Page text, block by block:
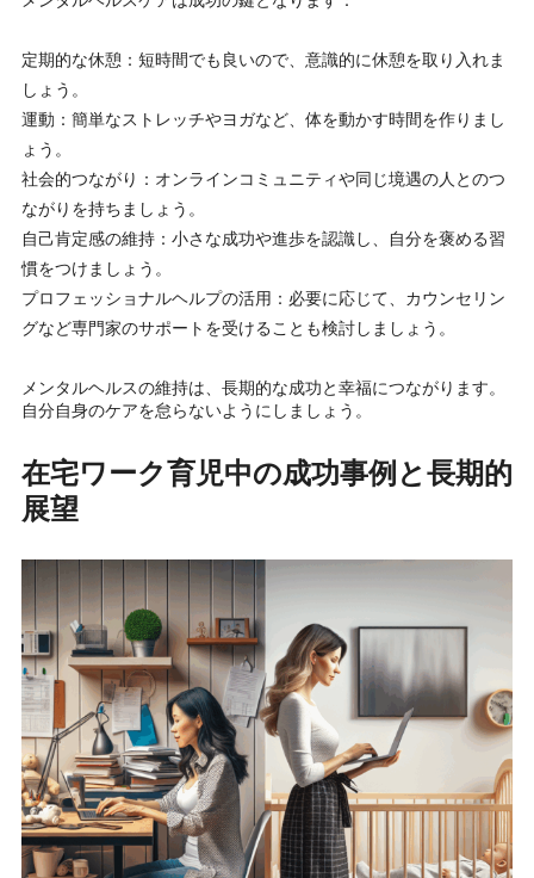
定期的な休憩：短時間でも良いので、意識的に休憩を取り入れま
しょう。
運動：簡単なストレッチやヨガなど、体を動かす時間を作りまし
ょう。
社会的つながり：オンラインコミュニティや同じ境遇の人とのつ
ながりを持ちましょう。
自己肯定感の維持：小さな成功や進歩を認識し、自分を褒める習
慣をつけましょう。
プロフェッショナルヘルプの活用：必要に応じて、カウンセリン
グなど専門家のサポートを受けることも検討しましょう。
メンタルヘルスの維持は、長期的な成功と幸福につながります。
自分自身のケアを怠らないようにしましょう。
在宅ワーク育児中の成功事例と長期的
展望